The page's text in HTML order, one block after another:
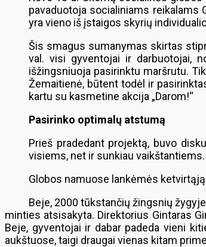
pavaduotoja socialiniams reikalams
yra vieno iš įstaigos skyrių
Šis smagus sumanymas skirtas
val. visi gyventojai ir darbuotojai,
išžingsniuoja pasirinktu maršrutu.
Žemaitienė, būtent todėl ir
kartu su kasmetine akcija „Darom!“
Pasirinko optimalų atstumą
Prieš pradedant projektą, buvo
visiems, net ir sunkiau
Globos namuose lankėmės
Beje, 2000 tūkstančių žingsnių
minties atsisakyta. Direktorius Gintaras
Beje, gyventojai ir dabar padeda vieni
aukštuose, taigi draugai vienas kitam